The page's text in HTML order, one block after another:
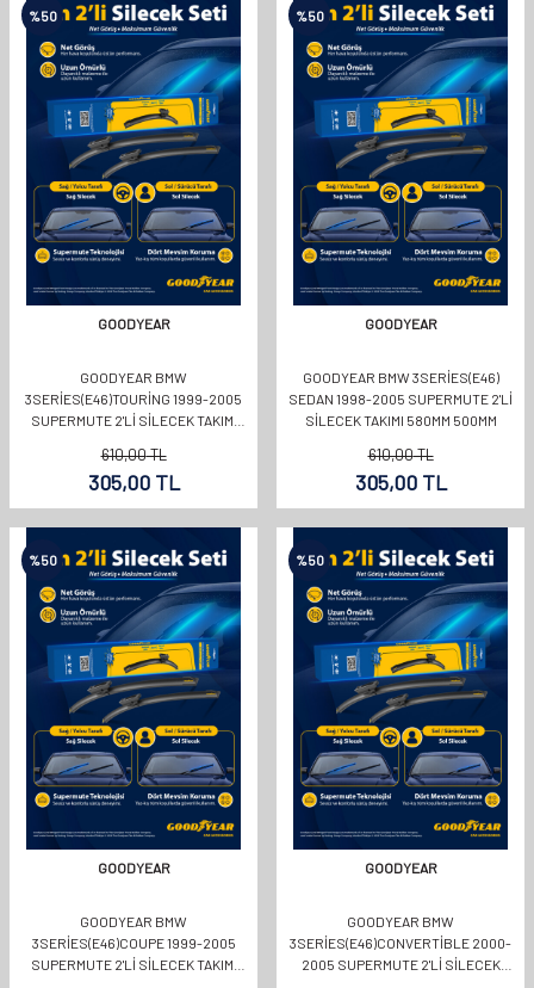
%50
GOODYEAR
GOODYEAR BMW
3SERIES(E46)TOURING 1999-2005
SUPERMUTE 2'LI SILECEK TAKIMI
610,00TL
305,00TL
%50
GOODYEAR
GOODYEAR BMW 3SERIES(E46)
SEDAN 1998-2005 SUPERMUTE 2'LI
SILECEK TAKIMI 580MM 500MM
610,00TL
305,00TL
%50
GOODYEAR
GOODYEAR BMW
3SERIES(E46)COUPE 1999-2005
SUPERMUTE 2'LI SILECEK TAKIMI
%50
GOODYEAR
GOODYEAR BMW
3SERIES(E46)CONVERTIBLE 2000-
2005 SUPERMUTE 2'LI SILECEK